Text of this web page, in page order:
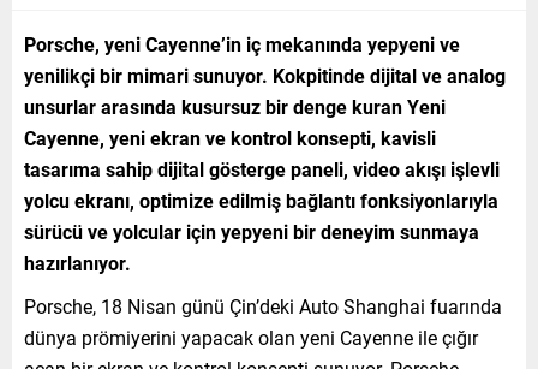
Porsche, yeni Cayenne’in iç mekanında yepyeni ve
yenilikçi bir mimari sunuyor. Kokpitinde dijital ve analog
unsurlar arasında kusursuz bir denge kuran Yeni
Cayenne, yeni ekran ve kontrol konsepti, kavisli
tasarıma sahip dijital gösterge paneli, video akışı işlevli
yolcu ekranı, optimize edilmiş bağlantı fonksiyonlarıyla
sürücü ve yolcular için yepyeni bir deneyim sunmaya
hazırlanıyor.
Porsche, 18 Nisan günü Çin’deki Auto Shanghai fuarında
dünya prömiyerini yapacak olan yeni Cayenne ile çığır